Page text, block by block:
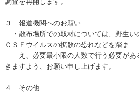
３ 報道機関へのお願い
・散布場所での取材については、野生い
ＣＳＦウイルスの拡散の恐れなどを踏ま
え、必要最小限の人数で行う必要があ
きますよう、お願い申し上げます。
４ その他